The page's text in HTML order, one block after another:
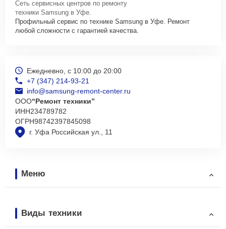
Сеть сервисных центров по ремонту
техники Samsung в Уфе.
Профильный сервис по технике Samsung в Уфе. Ремонт
любой сложности с гарантией качества.
г. Уфа Российская ул., 11
Ежедневно, с 10:00 до 20:00
+7 (347) 214-93-21
info@samsung-remont-center.ru
ООО“Ремонт техники”
ИНН234789782
ОГРН98742397845098
Меню
Виды техники